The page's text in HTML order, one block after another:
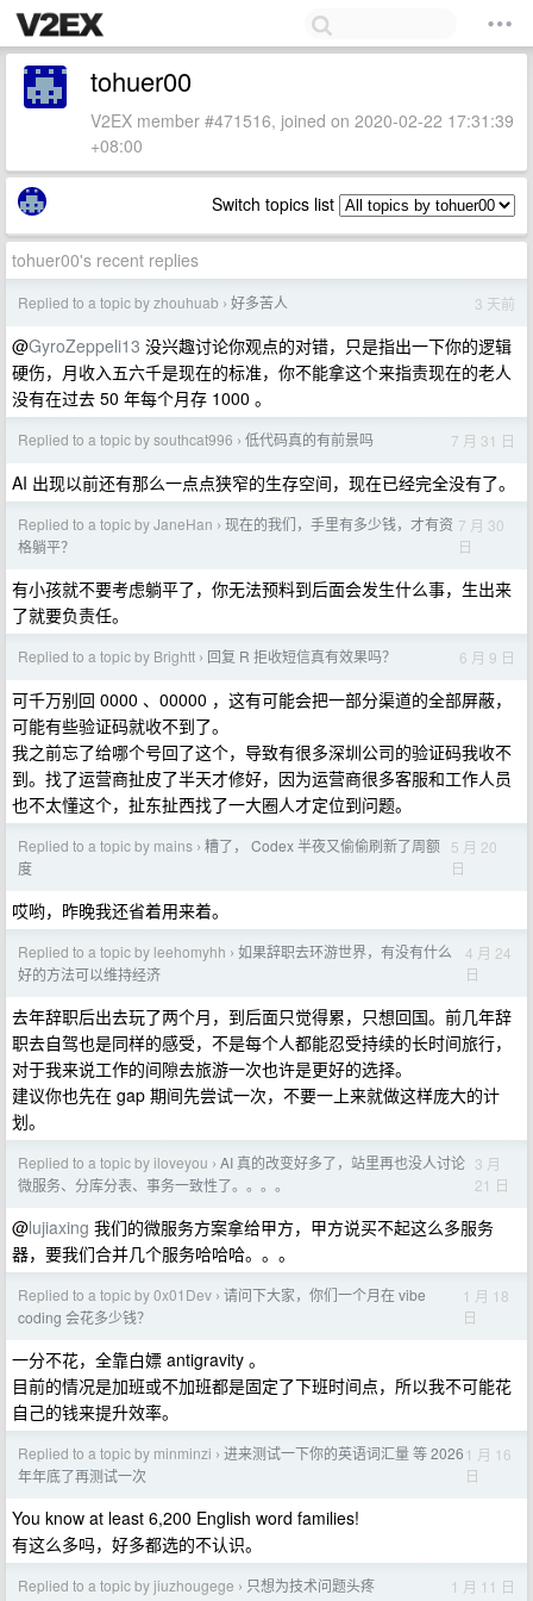
tohuer00
V2EX member #471516, joined on 2020-02-22 17:31:39
+08:00
Switch topics list
tohuer00's recent replies
Replied to a topic by zhouhuab › 好多苦人 3 天前
@GyroZeppeli13 没兴趣讨论你观点的对错，只是指出一下你的逻辑
硬伤，月收入五六千是现在的标准，你不能拿这个来指责现在的老人
没有在过去 50 年每个月存 1000 。
Replied to a topic by southcat996 › 低代码真的有前景吗 7 月 31 日
AI 出现以前还有那么一点点狭窄的生存空间，现在已经完全没有了。
Replied to a topic by JaneHan › 现在的我们，手里有多少钱，才有资
格躺平？
7 月 30
日
有小孩就不要考虑躺平了，你无法预料到后面会发生什么事，生出来
了就要负责任。
Replied to a topic by Brightt › 回复 R 拒收短信真有效果吗？ 6 月 9 日
可千万别回 0000 、00000 ，这有可能会把一部分渠道的全部屏蔽，
可能有些验证码就收不到了。
我之前忘了给哪个号回了这个，导致有很多深圳公司的验证码我收不
到。找了运营商扯皮了半天才修好，因为运营商很多客服和工作人员
也不太懂这个，扯东扯西找了一大圈人才定位到问题。
Replied to a topic by mains › 糟了， Codex 半夜又偷偷刷新了周额
度
5 月 20
日
哎哟，昨晚我还省着用来着。
Replied to a topic by leehomyhh › 如果辞职去环游世界，有没有什么
好的方法可以维持经济
4 月 24
日
去年辞职后出去玩了两个月，到后面只觉得累，只想回国。前几年辞
职去自驾也是同样的感受，不是每个人都能忍受持续的长时间旅行，
对于我来说工作的间隙去旅游一次也许是更好的选择。
建议你也先在 gap 期间先尝试一次，不要一上来就做这样庞大的计
划。
Replied to a topic by iloveyou › AI 真的改变好多了，站里再也没人讨论
微服务、分库分表、事务一致性了。。。。
3 月
21 日
@lujiaxing 我们的微服务方案拿给甲方，甲方说买不起这么多服务
器，要我们合并几个服务哈哈哈。。。
Replied to a topic by 0x01Dev › 请问下大家，你们一个月在 vibe
coding 会花多少钱？
1 月 18
日
一分不花，全靠白嫖 antigravity 。
目前的情况是加班或不加班都是固定了下班时间点，所以我不可能花
自己的钱来提升效率。
Replied to a topic by minminzi › 进来测试一下你的英语词汇量 等 2026
年年底了再测试一次
1 月 16
日
You know at least 6,200 English word families!
有这么多吗，好多都选的不认识。
Replied to a topic by jiuzhougege › 只想为技术问题头疼 1 月 11 日